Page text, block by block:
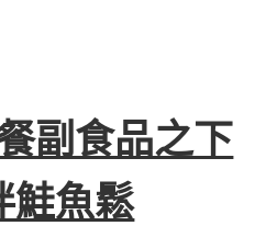
副食品之下
鮭魚鬆